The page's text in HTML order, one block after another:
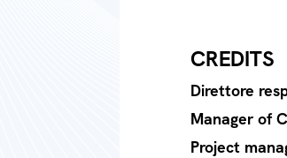
CREDITS
Direttore
Manager of
Project